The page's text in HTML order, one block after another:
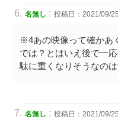
名無し : 投稿日：2021/09/
※4あの映像って確かあ
では？とはいえ後で一
駄に重くなりそうなの
名無し : 投稿日：2021/09/